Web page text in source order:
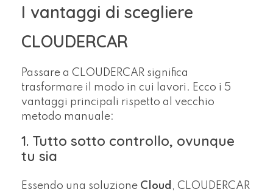
I vantaggi di scegliere
CLOUDERCAR
Passare a CLOUDERCAR significa
trasformare il modo in cui lavori. Ecco i 5
vantaggi principali rispetto al vecchio
metodo manuale:
1. Tutto sotto controllo, ovunque
tu sia
Essendo una soluzione Cloud , CLOUDERCAR